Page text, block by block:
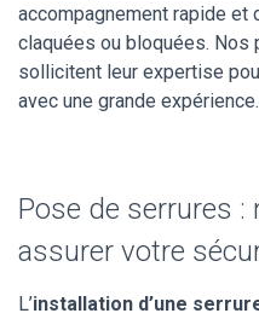
accompagnement rapide et
claquées ou bloquées.
sollicitent leur expertise
avec une grande expérience.
Pose de serrures :
assurer votre
L’installation d’une